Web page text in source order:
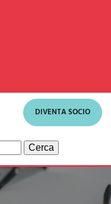
DIVENTA SOCIO